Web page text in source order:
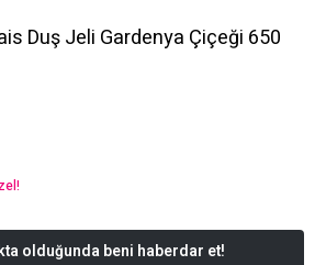
Duş Jeli Gardenya Çiçeği 650
olduğunda beni haberdar et!